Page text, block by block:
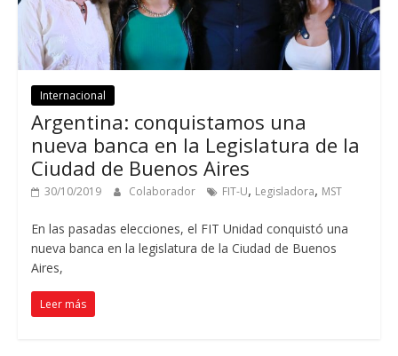
Internacional
Argentina: conquistamos una
nueva banca en la Legislatura de la
Ciudad de Buenos Aires
30/10/2019 Colaborador FIT-U, Legisladora, MST
En las pasadas elecciones, el FIT Unidad conquistó una
nueva banca en la legislatura de la Ciudad de Buenos
Aires,
Leer más